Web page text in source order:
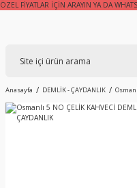
Anasayfa DEMLİK - ÇAYDANLIK
ÖZEL FİYATLAR İÇİN ARAYIN YA DA